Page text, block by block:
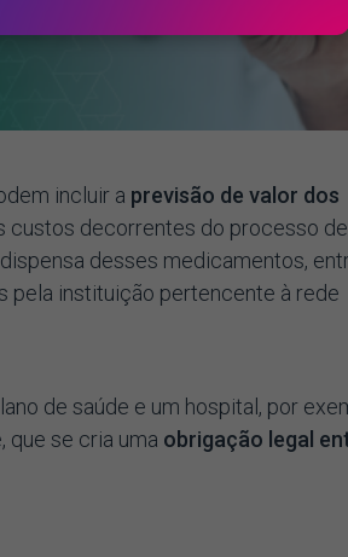
incluir a previsão de valor dos
custos decorrentes do processo de
desses medicamentos,
pela instituição pertencente à rede
de saúde e um hospital, por
que se cria uma obrigação legal